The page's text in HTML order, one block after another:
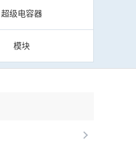
超级电容器
模块